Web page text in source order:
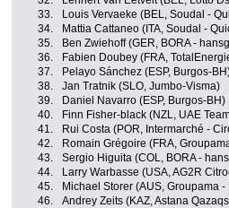
33.
Louis Vervaeke (BEL, Soudal -
34.
Mattia Cattaneo (ITA, Soudal -
35.
Ben Zwiehoff (GER, BORA -
36.
Fabien Doubey (FRA,
37.
Pelayo Sánchez (ESP, Burgos-
38.
Jan Tratnik (SLO, Jumbo-Visma)
39.
Daniel Navarro (ESP, Burgos-BH)
40.
Finn Fisher-black (NZL, UAE
41.
Rui Costa (POR, Intermarché -
42.
Romain Grégoire (FRA,
43.
Sergio Higuita (COL, BORA -
44.
Larry Warbasse (USA, AG2R
45.
Michael Storer (AUS, Groupama -
46.
Andrey Zeits (KAZ, Astana